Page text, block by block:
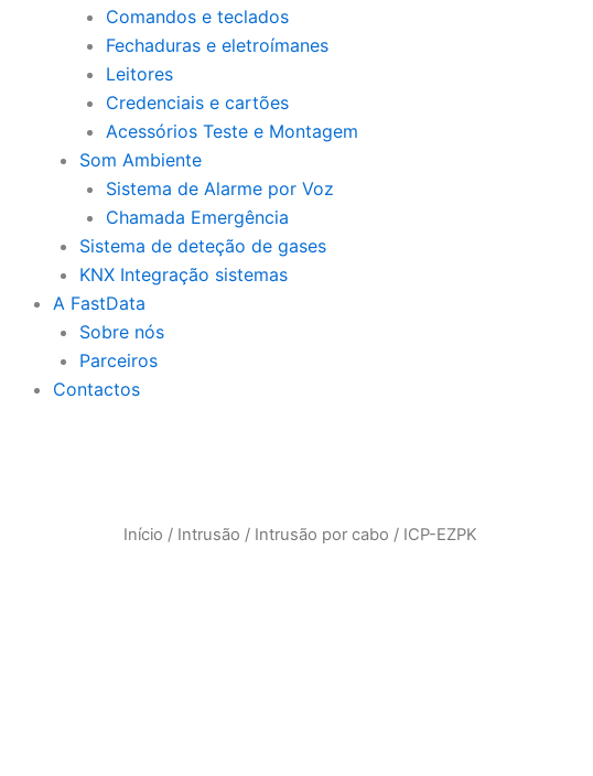
Comandos e teclados
Fechaduras e eletroímanes
Leitores
Credenciais e cartões
Acessórios Teste e Montagem
Som Ambiente
Sistema de Alarme por Voz
Chamada Emergência
Sistema de deteção de gases
KNX Integração sistemas
A FastData
Sobre nós
Parceiros
Contactos
Início / Intrusão / Intrusão por cabo / ICP-EZPK